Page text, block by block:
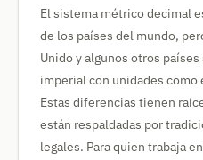
El sistema métrico decimal
de los países del mundo,
Unido y algunos otros
imperial con unidades como
Estas diferencias tienen
están respaldadas por
legales. Para quien trabaja